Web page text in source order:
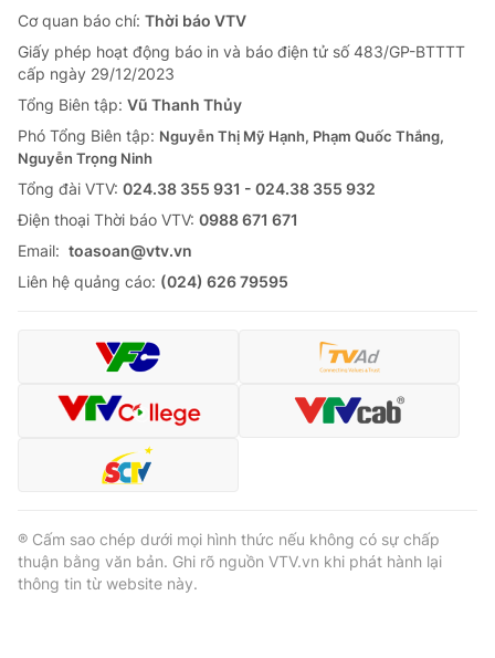
Cơ quan báo chí: Thời báo VTV
Giấy phép hoạt động báo in và báo điện tử số 483/GP-BTTTT
cấp ngày 29/12/2023
Tổng Biên tập: Vũ Thanh Thủy
Phó Tổng Biên tập: Nguyễn Thị Mỹ Hạnh, Phạm Quốc Thắng,
Nguyễn Trọng Ninh
Tổng đài VTV: 024.38 355 931 - 024.38 355 932
Ðiện thoại Thời báo VTV: 0988 671 671
Email: toasoan@vtv.vn
Liên hệ quảng cáo: (024) 626 79595
® Cấm sao chép dưới mọi hình thức nếu không có sự chấp
thuận bằng văn bản. Ghi rõ nguồn VTV.vn khi phát hành lại
thông tin từ website này.